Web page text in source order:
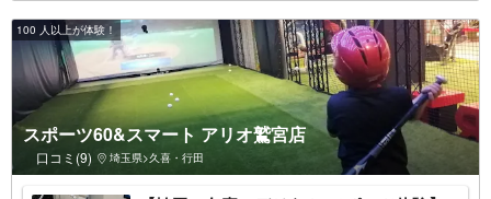
100 人以上が体験！
スポーツ60&スマート アリオ鷲宮店
口コミ(9) 埼玉県>久喜・行田